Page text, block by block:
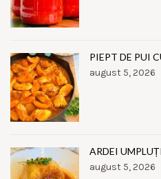
PIEPT DE PUI
august 5, 2026
ARDEI
august 5, 2026